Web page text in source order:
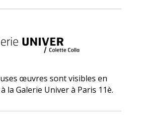
œuvres sont visibles en
la Galerie Univer à Paris 11è.